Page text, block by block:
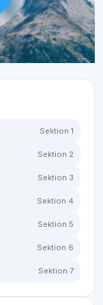
Sektion 1
Sektion 2
Sektion 3
Sektion 4
Sektion 5
Sektion 6
Sektion 7